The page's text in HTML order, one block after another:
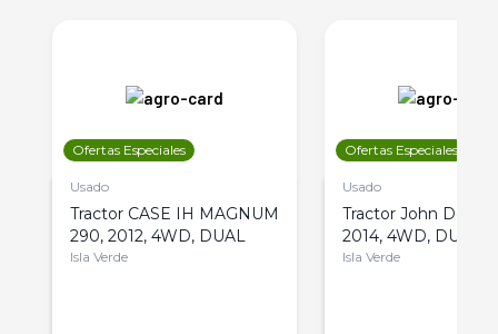
Ofertas Especiales
Usado
Tractor CASE IH MAGNUM
290, 2012, 4WD, DUAL
Isla Verde
Ofertas Especiales
Usado
Tractor John Deere
2014, 4WD, DUAL
Isla Verde